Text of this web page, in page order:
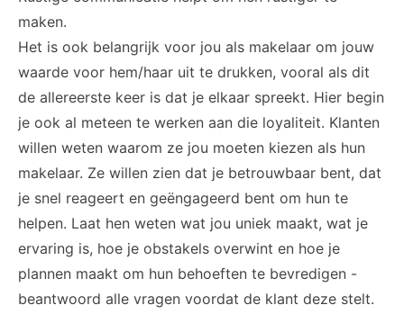
maken.
Het is ook belangrijk voor jou als makelaar om jouw
waarde voor hem/haar uit te drukken, vooral als dit
de allereerste keer is dat je elkaar spreekt. Hier begin
je ook al meteen te werken aan die loyaliteit. Klanten
willen weten waarom ze jou moeten kiezen als hun
makelaar. Ze willen zien dat je betrouwbaar bent, dat
je snel reageert en geëngageerd bent om hun te
helpen. Laat hen weten wat jou uniek maakt, wat je
ervaring is, hoe je obstakels overwint en hoe je
plannen maakt om hun behoeften te bevredigen -
beantwoord alle vragen voordat de klant deze stelt.